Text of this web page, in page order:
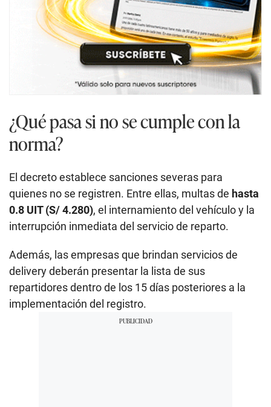
¿Qué pasa si no se cumple con la
norma?
El decreto establece sanciones severas para
quienes no se registren. Entre ellas, multas de hasta
0.8 UIT (S/ 4.280), el internamiento del vehículo y la
interrupción inmediata del servicio de reparto.
Además, las empresas que brindan servicios de
delivery deberán presentar la lista de sus
repartidores dentro de los 15 días posteriores a la
implementación del registro.